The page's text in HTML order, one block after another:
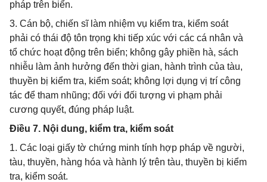
pháp trên biển.
3. Cán bộ, chiến sĩ làm nhiệm vụ kiểm tra, kiểm soát
phải có thái độ tôn trọng khi tiếp xúc với các cá nhân và
tổ chức hoạt động trên biển; không gây phiền hà, sách
nhiễu làm ảnh hưởng đến thời gian, hành trình của tàu,
thuyền bị kiểm tra, kiểm soát; không lợi dụng vị trí công
tác để tham nhũng; đối với đối tượng vi phạm phải
cương quyết, đúng pháp luật.
Điều 7. Nội dung, kiểm tra, kiểm soát
1. Các loại giấy tờ chứng minh tính hợp pháp về người,
tàu, thuyền, hàng hóa và hành lý trên tàu, thuyền bị kiểm
tra, kiểm soát.